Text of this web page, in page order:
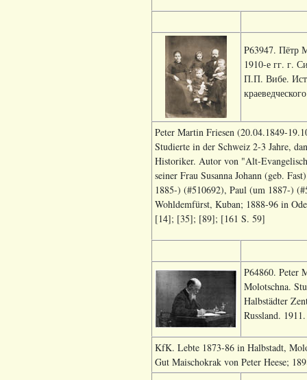
P63947. Пётр
1910-е гг. г.
П.П. Вибе.
Peter Martin Friesen (20.04.1849-
Studierte in der Schweiz 2-3 Jahre,
Historiker. Autor von "Alt-
seiner Frau Susanna Johann (geb.
1885-) (#510692), Paul (um 1887-)
Wohldemfürst, Kuban; 1888-96 in
[14]; [35]; [89]; [161 S. 59]
P64860. Peter
Molotschna.
Halbstädter
Russland.
KfK. Lebte 1873-86 in Halbstadt,
Gut Maischokrak von Peter Heese;